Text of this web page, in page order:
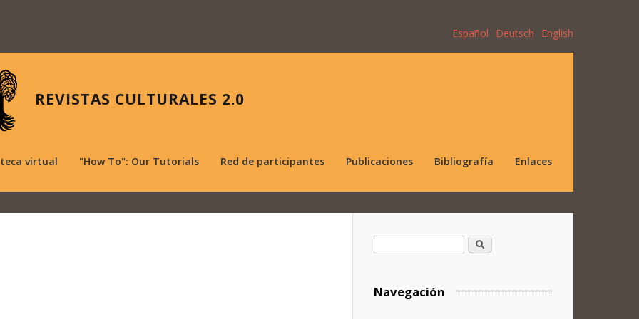
Español Deutsch English
REVISTAS CULTURALES 2.0
virtual "How To": Our Tutorials Red de participantes Publicaciones Bibliografía Enlaces
Formulario de búsqueda
Buscar
Navegación